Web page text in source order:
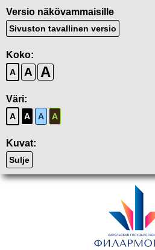
Versio näkövammaisille
Sivuston tavallinen versio
Koko:
A A A
Väri:
A A A A
Kuvat:
Sulje